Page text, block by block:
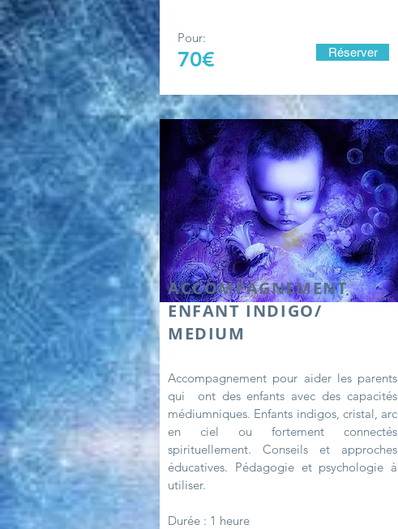
Pour:
70€ Réserver
ACCOMPAGNEMENT
ENFANT INDIGO/
MEDIUM
Accompagnement pour aider les parents
qui ont des enfants avec des capacités
médiumniques. Enfants indigos, cristal, arc
en ciel ou fortement connectés
spirituellement. Conseils et approches
éducatives. Pédagogie et psychologie à
utiliser.
Durée : 1 heure